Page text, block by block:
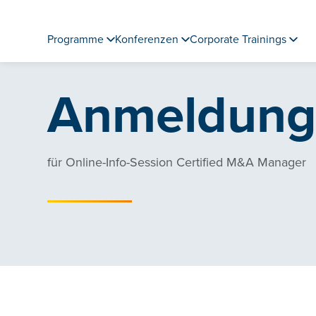
Programme Konferenzen Corporate Trainings
für Online-Info-Session Certified M&A Manager